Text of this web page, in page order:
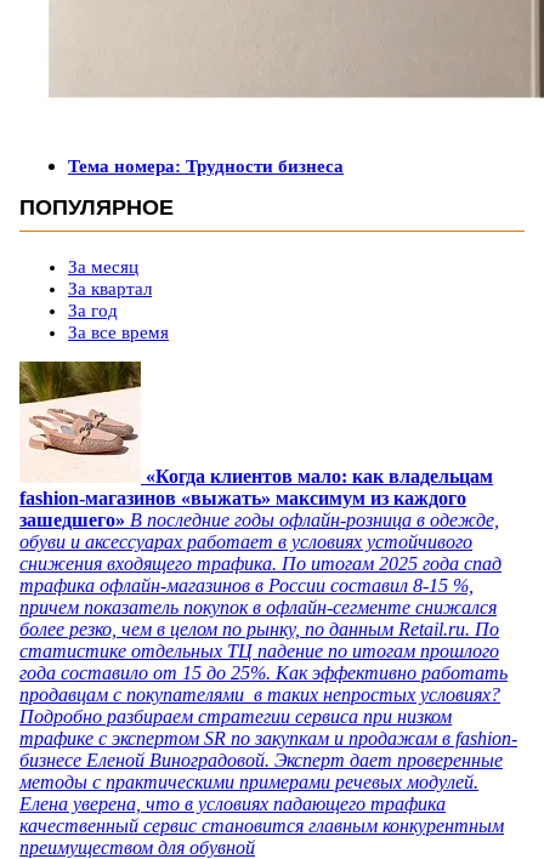
Тема номера: Трудности бизнеса
ПОПУЛЯРНОЕ
За месяц
За квартал
За год
За все время
«Когда клиентов мало: как владельцам
fashion-магазинов «выжать» максимум из каждого
зашедшего» В последние годы офлайн-розница в одежде,
обуви и аксессуарах работает в условиях устойчивого
снижения входящего трафика. По итогам 2025 года спад
трафика офлайн-магазинов в России составил 8-15 %,
причем показатель покупок в офлайн-сегменте снижался
более резко, чем в целом по рынку, по данным Retail.ru. По
статистике отдельных ТЦ падение по итогам прошлого
года составило от 15 до 25%. Как эффективно работать
продавцам с покупателями в таких непростых условиях?
Подробно разбираем стратегии сервиса при низком
трафике с экспертом SR по закупкам и продажам в fashion-
бизнесе Еленой Виноградовой. Эксперт дает проверенные
методы с практическими примерами речевых модулей.
Елена уверена, что в условиях падающего трафика
качественный сервис становится главным конкурентным
преимуществом для обувной